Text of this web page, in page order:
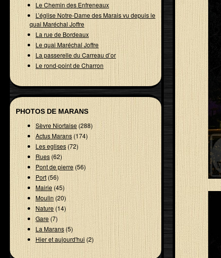
Le Chemin des Enfreneaux
L’église Notre-Dame des Marais vu depuis le
quai Maréchal Joffre
La rue de Bordeaux
Le quai Maréchal Joffre
La passerelle du Carreau d’or
Le rond-point de Charron
PHOTOS DE MARANS
Sèvre Niortaise(288)
Actus Marans (174)
Les eglises(72)
Rues(62)
Pont de pierre(56)
Port(56)
Mairie(45)
Moulin(20)
Nature(14)
Gare (7)
La Marans(5)
Hier et aujourd'hui (2)